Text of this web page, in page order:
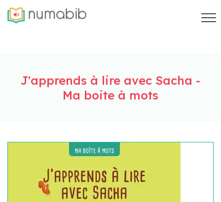
J'apprends à lire avec Sacha -
Ma boite à mots